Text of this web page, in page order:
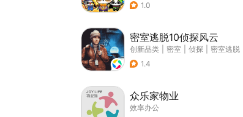
1.0
密室逃脱10侦探风云
创新品类 密室 侦探
密室逃脱
1.4
众乐家物业
效率办公